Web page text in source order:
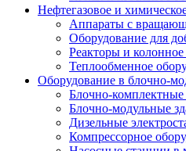
Нефтегазовое и
Аппараты с
Оборудование для
Реакторы и
Теплообменное
Оборудование в блочно-
Блочно-комплектные
Блочно-модульные
Дизельные
Компрессорное